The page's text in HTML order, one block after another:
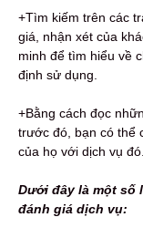
+Tìm kiếm trên các
giá, nhận xét của
minh để tìm hiểu về
định sử dụng.
+Bằng cách đọc
trước đó, bạn có thể
của họ với dịch vụ đó.
Dưới đây là một số
đánh giá dịch vụ: